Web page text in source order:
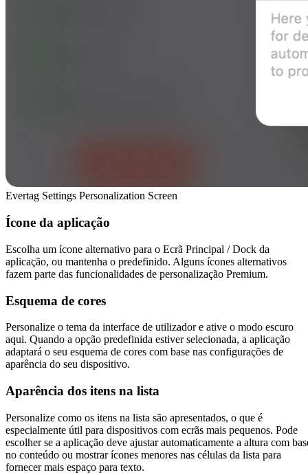
Evertag Settings Personalization Screen
Ícone da aplicação
Escolha um ícone alternativo para o Ecrã Principal / Dock da
aplicação, ou mantenha o predefinido. Alguns ícones alternativos
fazem parte das funcionalidades de personalização Premium.
Esquema de cores
Personalize o tema da interface de utilizador e ative o modo escuro
aqui. Quando a opção predefinida estiver selecionada, a aplicação
adaptará o seu esquema de cores com base nas configurações de
aparência do seu dispositivo.
Aparência dos itens na lista
Personalize como os itens na lista são apresentados, o que é
especialmente útil para dispositivos com ecrãs mais pequenos. Pode
escolher se a aplicação deve ajustar automaticamente a altura com
no conteúdo ou mostrar ícones menores nas células da lista para
fornecer mais espaço para texto.